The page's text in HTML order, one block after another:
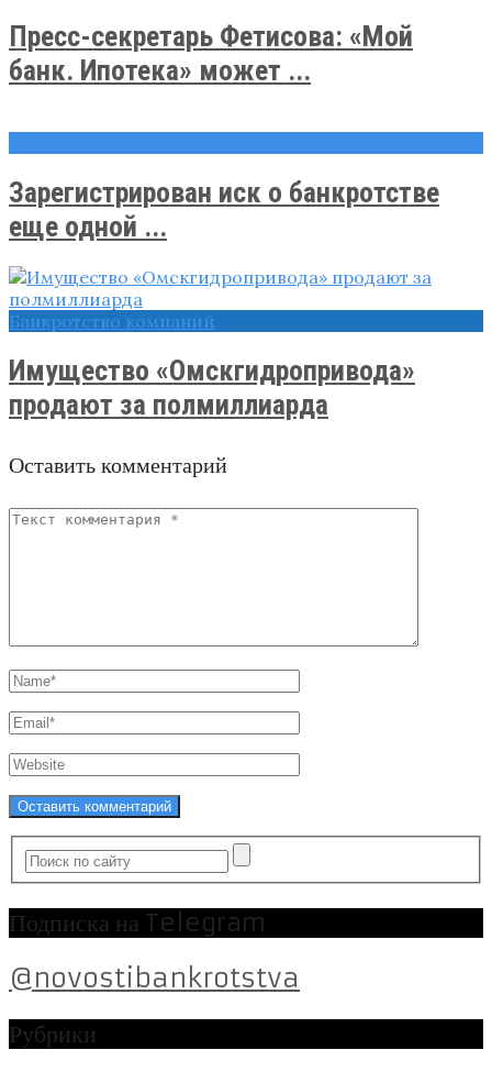
Пресс-секретарь Фетисова: «Мой
банк. Ипотека» может ...
Зарегистрирован иск о банкротстве
еще одной ...
Банкротство компаний
Имущество «Омскгидропривода»
продают за полмиллиарда
Оставить комментарий
Подписка на Telegram
@novostibankrotstva
Рубрики